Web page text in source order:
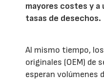
mayores costes y a
tasas de desechos.
Al mismo tiempo,
originales (OEM) de
esperan volúmenes